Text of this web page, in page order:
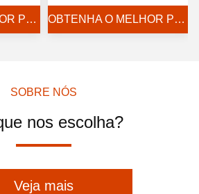
OBTENHA O MELHOR PREÇO
adulta Lavável Clareamento de
dentes
OBTENHA O MELHOR PREÇO
SOBRE NÓS
nos escolha?
Veja mais